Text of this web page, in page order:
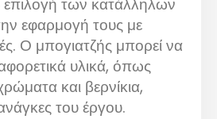
επιλογή των κατάλληλων
εφαρμογή τους με
Ο μπογιατζής μπορεί να
υλικά, όπως
και βερνίκια,
του έργου.